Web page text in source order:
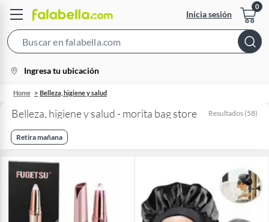
Inicia sesión
Bar
location-
icon
Ingresa tu ubicación
Home Belleza, higiene y salud
Belleza, higiene y salud - morita bag store Resultados (58)
Retira mañana